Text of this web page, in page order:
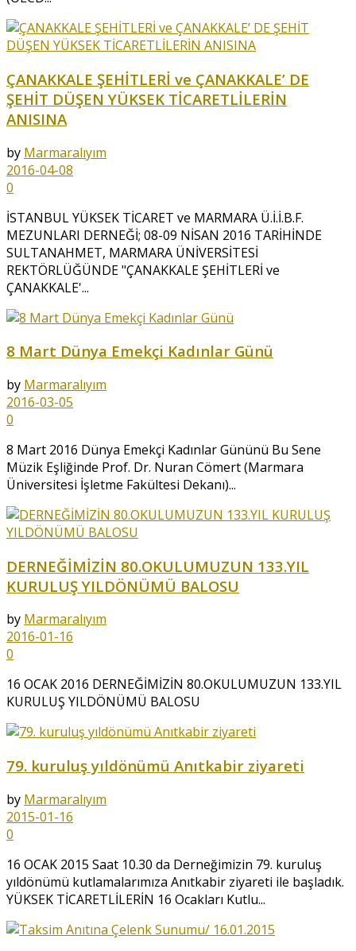
ÇANAKKALE ŞEHİTLERİ ve ÇANAKKALE’ DE
ŞEHİT DÜŞEN YÜKSEK TİCARETLİLERİN
ANISINA
by Marmaralıyım
2016-04-08
0
İSTANBUL YÜKSEK TİCARET ve MARMARA Ü.İ.İ.B.F.
MEZUNLARI DERNEĞİ; 08-09 NİSAN 2016 TARİHİNDE
SULTANAHMET, MARMARA ÜNİVERSİTESİ
REKTÖRLÜĞÜNDE "ÇANAKKALE ŞEHİTLERİ ve
ÇANAKKALE'...
8 Mart Dünya Emekçi Kadınlar Günü
by Marmaralıyım
2016-03-05
0
8 Mart 2016 Dünya Emekçi Kadınlar Gününü Bu Sene
Müzik Eşliğinde Prof. Dr. Nuran Cömert (Marmara
Üniversitesi İşletme Fakültesi Dekanı)...
DERNEĞİMİZİN 80.OKULUMUZUN 133.YIL
KURULUŞ YILDÖNÜMÜ BALOSU
by Marmaralıyım
2016-01-16
0
16 OCAK 2016 DERNEĞİMİZİN 80.OKULUMUZUN 133.YIL
KURULUŞ YILDÖNÜMÜ BALOSU
79. kuruluş yıldönümü Anıtkabir ziyareti
by Marmaralıyım
2015-01-16
0
16 OCAK 2015 Saat 10.30 da Derneğimizin 79. kuruluş
yıldönümü kutlamalarımıza Anıtkabir ziyareti ile başladık.
YÜKSEK TİCARETLİLERİN 16 Ocakları Kutlu...